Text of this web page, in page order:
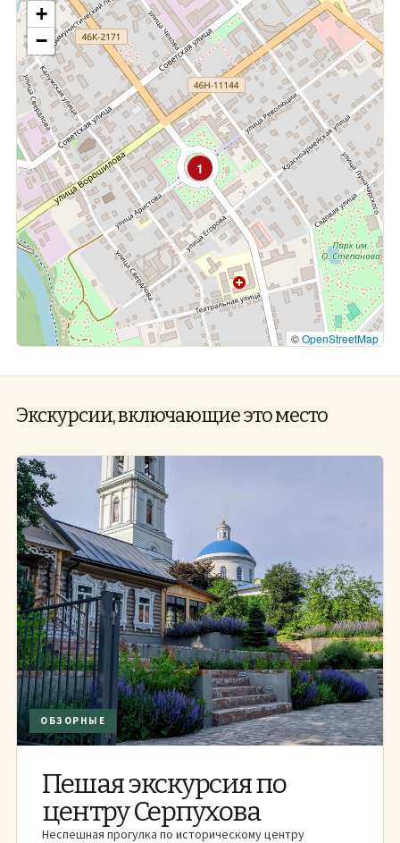
1
+
−
©OpenStreetMap
Экскурсии, включающие это место
ОБЗОРНЫЕ
Пешая экскурсия по
центру Серпухова
Неспешная прогулка по историческому центру